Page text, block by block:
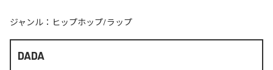
ジャンル： ヒップホップ/ラップ
DADA